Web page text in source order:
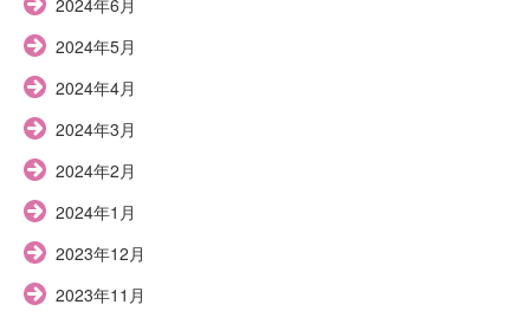
2024年5月
2024年4月
2024年3月
2024年2月
2024年1月
2023年12月
2023年11月